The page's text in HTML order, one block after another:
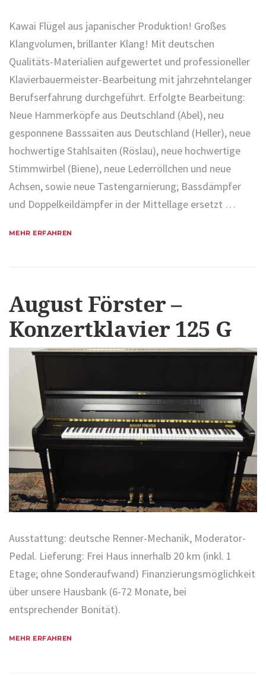
Kawai Flügel aus japanischer Produktion! Großes
Klangvolumen, brillanter Klang! Mit deutschen
Qualitäts-Materialien aufgewertet und professioneller
Klavierbauermeister-Bearbeitung mit jahrzehntelanger
Berufserfahrung durchgeführt. Erfolgte Bearbeitung:
Neue Hammerköpfe aus Deutschland (Abel), neu
gesponnene Basssaiten aus Deutschland (Heller), neue
hochwertige Stahlsaiten (Röslau), neue hochwertige
Stimmwirbel (Biene), neue Lederröllchen und neue
Achsen, sowie neue Tastengarnierung; Bassdämpfer
und Doppelkeildämpfer in der Mittellage ersetzt …
MEHR ERFAHREN
August Förster –
Konzertklavier 125 G
Ausstattung: deutsche Renner-Mechanik, Moderator-
Pedal. Lieferung: Frei Haus innerhalb 20 km (inkl. 1
Etage; ohne Sonderaufwand) Finanzierungsmöglichkeit
über unsere Hausbank (6-72 Monate, bei
entsprechender Bonität).
MEHR ERFAHREN